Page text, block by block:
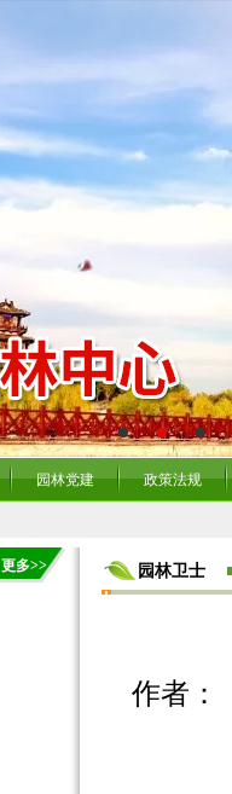
园林党建 政策法规
更多>> 园林卫士
作者：